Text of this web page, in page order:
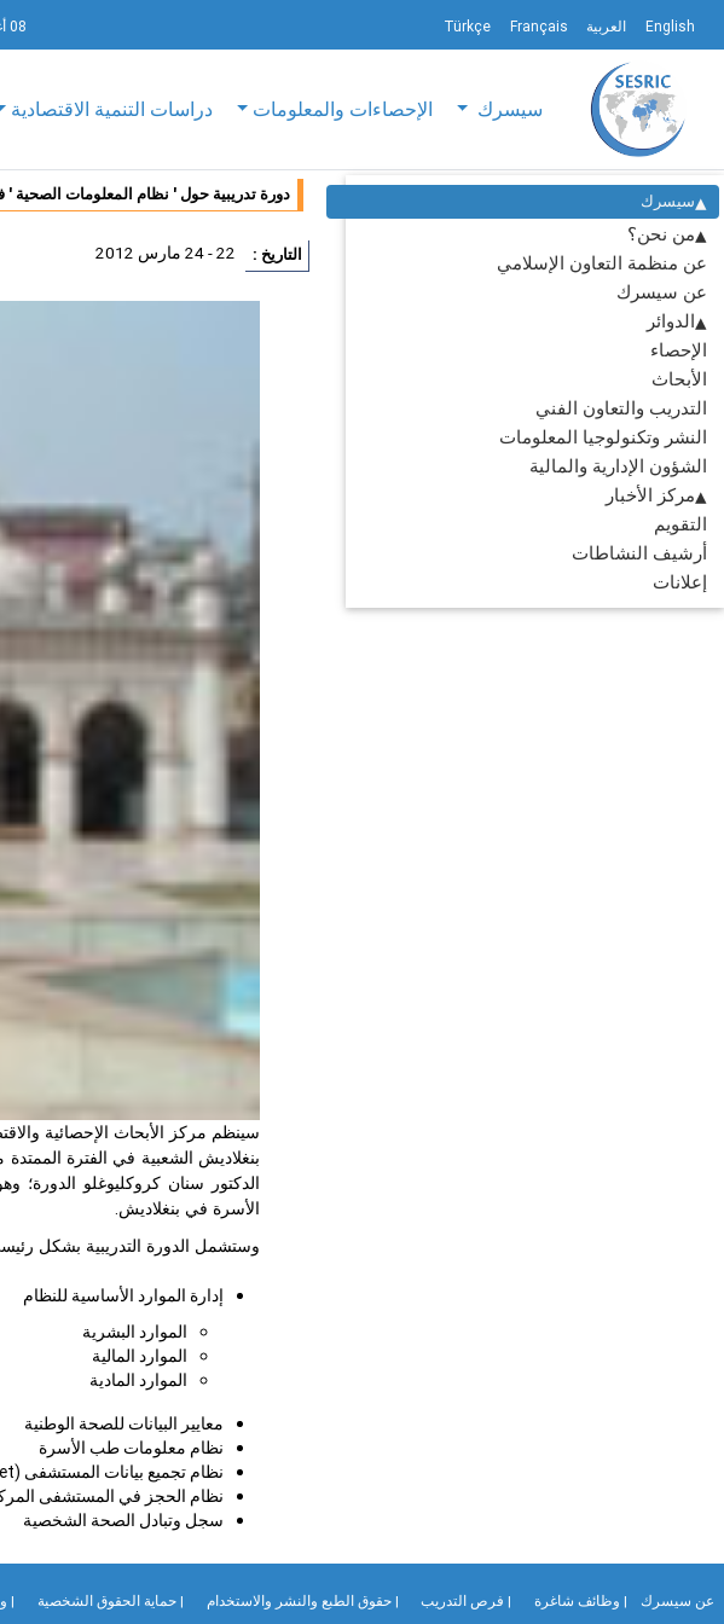
English العربية Français
Türkçe 08 أغسطس 2026 ، السبت
سيسرك الإحصاءات والمعلومات دراسات التنمية الاقتصادية
سيسرك
من نحن؟
عن منظمة التعاون الإسلامي
عن سيسرك
الدوائر
الإحصاء
الأبحاث
التدريب والتعاون الفني
النشر وتكنولوجيا المعلومات
الشؤون الإدارية والمالية
مركز الأخبار
التقويم
أرشيف النشاطات
إعلانات
دورة تدريبية حول ' نظام المعلومات الصحية '
التاريخ : 22 - 24 مارس 2012
سينظم مركز الأبحاث الإحصائية
الدكتور سنان كروكليوغلو الدورة؛
الأسرة في بنغلاديش.
وستشمل الدورة التدريبية بشكل
إدارة الموارد الأساسية للنظام
الموارد البشرية
الموارد المالية
الموارد المادية
معايير البيانات للصحة الوطنية
نظام معلومات طب الأسرة
نظام تجميع بيانات المستشفى (saglik.net (health.net
نظام الحجز في المستشفى
سجل وتبادل الصحة الشخصية
عن سيسرك | وظائف شاغرة | فرص التدريب | حقوق الطبع والنشر والاستخدام | حماية الحقوق الشخصية |